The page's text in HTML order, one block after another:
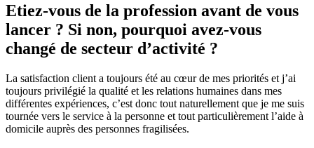
Etiez-vous de la profession avant de vous
lancer ? Si non, pourquoi avez-vous
changé de secteur d’activité ?
La satisfaction client a toujours été au cœur de mes priorités et j’ai
toujours privilégié la qualité et les relations humaines dans mes
différentes expériences, c’est donc tout naturellement que je me suis
tournée vers le service à la personne et tout particulièrement l’aide à
domicile auprès des personnes fragilisées.